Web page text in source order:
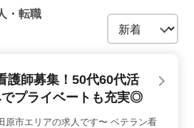
・転職
護師募集！50代60代活
プライベートも充実◎
原市エリアの求人です〜 ベテラン看